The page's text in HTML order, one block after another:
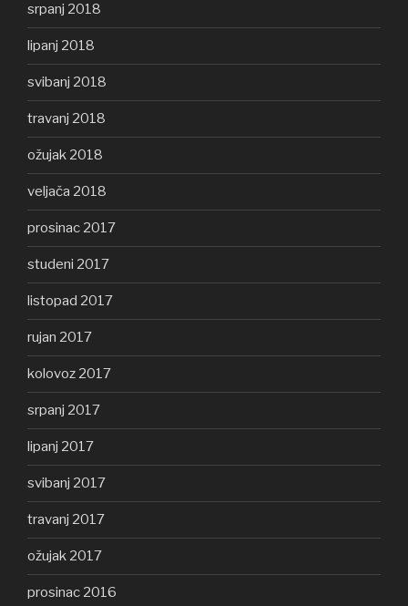
srpanj 2018
lipanj 2018
svibanj 2018
travanj 2018
ožujak 2018
veljača 2018
prosinac 2017
studeni 2017
listopad 2017
rujan 2017
kolovoz 2017
srpanj 2017
lipanj 2017
svibanj 2017
travanj 2017
ožujak 2017
prosinac 2016